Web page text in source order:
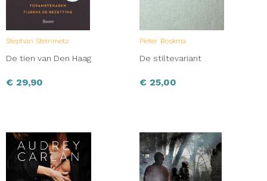
Stephan Steinmetz
De tien van Den Haag
€ 29,90
Pieter Boskma
De stiltevariant
€ 25,00